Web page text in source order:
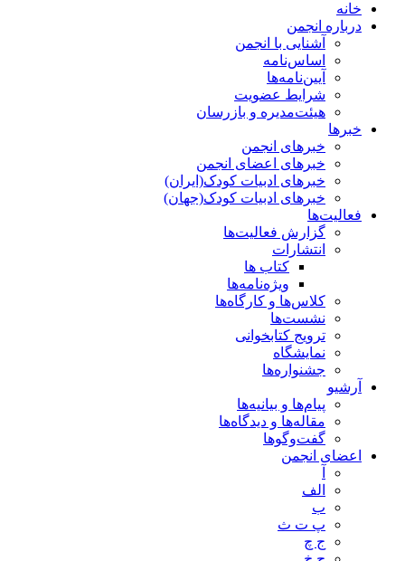
خانه
درباره انجمن
آشنایی با انجمن
اساس‌نامه
آیین‌نامه‌ها
شرایط عضویت
هیئت‌مدیره و بازرسان
خبرها
خبرهای انجمن
خبرهای اعضای انجمن
خبرهای ادبیات کودک(ایران)
خبرهای ادبیات کودک(جهان)
فعالیت‌ها
گزارش فعالیت‌ها
انتشارات
کتاب ها
ویژه‌نامه‌ها
کلاس‌ها و کارگاه‌ها
نشست‌ها
ترویج کتابخوانی
نمایشگاه
جشنواره‌ها
آرشیو
پیام‌ها و بیانیه‌ها
مقاله‌ها و دیدگاه‌ها
گفت‌وگوها
اعضای انجمن
الف
ب
پ ت ث
ج چ